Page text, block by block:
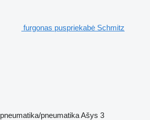
furgonas puspriekabė Schmitz
pneumatika/pneumatikaAšys 3